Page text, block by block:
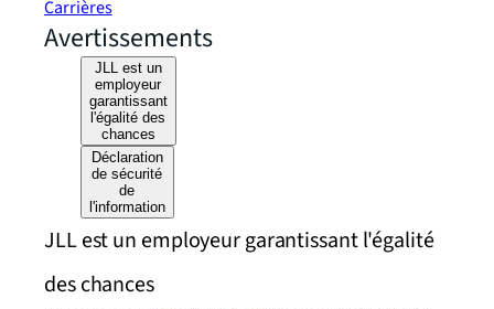
Carrières
Avertissements
JLL est un
employeur
garantissant
l'égalité des
chances
Déclaration
de sécurité
de
l'information
JLL est un employeur garantissant l'égalité
des chances